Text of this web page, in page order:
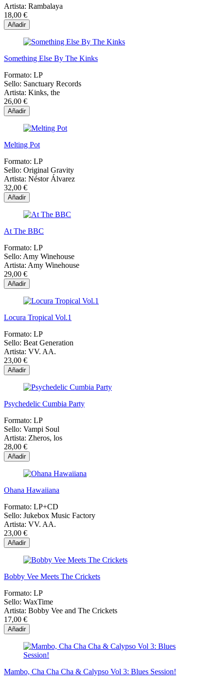
Artista: Rambalaya
18,00 €
Añadir
Something Else By The Kinks
Formato: LP
Sello: Sanctuary Records
Artista: Kinks, the
26,00 €
Añadir
Melting Pot
Formato: LP
Sello: Original Gravity
Artista: Néstor Álvarez
32,00 €
Añadir
At The BBC
Formato: LP
Sello: Amy Winehouse
Artista: Amy Winehouse
29,00 €
Añadir
Locura Tropical Vol.1
Formato: LP
Sello: Beat Generation
Artista: VV. AA.
23,00 €
Añadir
Psychedelic Cumbia Party
Formato: LP
Sello: Vampi Soul
Artista: Zheros, los
28,00 €
Añadir
Ohana Hawaiiana
Formato: LP+CD
Sello: Jukebox Music Factory
Artista: VV. AA.
23,00 €
Añadir
Bobby Vee Meets The Crickets
Formato: LP
Sello: WaxTime
Artista: Bobby Vee and The Crickets
17,00 €
Añadir
Mambo, Cha Cha Cha & Calypso Vol 3: Blues Session!